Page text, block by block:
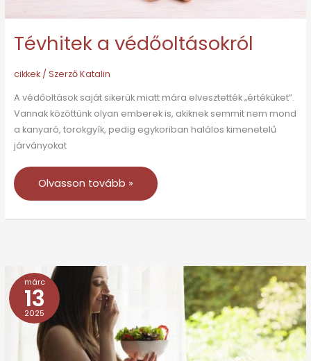
Tévhitek a védőoltásokról
cikkek/ SzerzőKatalin
A védőoltások saját sikerük miatt mára elvesztették „értéküket”.
Vannak közöttünk olyan emberek is, akiknek semmit nem mond
a kanyaró, torokgyík, pedig egykoriban halálos kimenetelű
járványokat
Olvasson tovább »
márc
13
2025
Tévhitek
és
tények
az